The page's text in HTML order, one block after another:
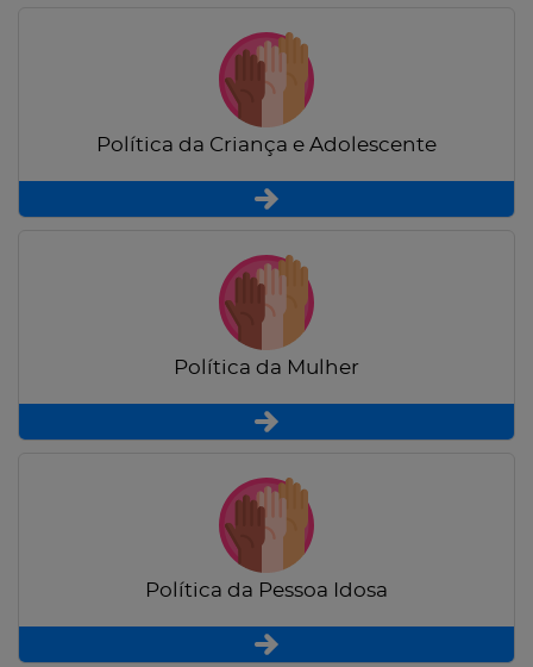
Política da Criança e Adolescente
Política da Mulher
Política da Pessoa Idosa